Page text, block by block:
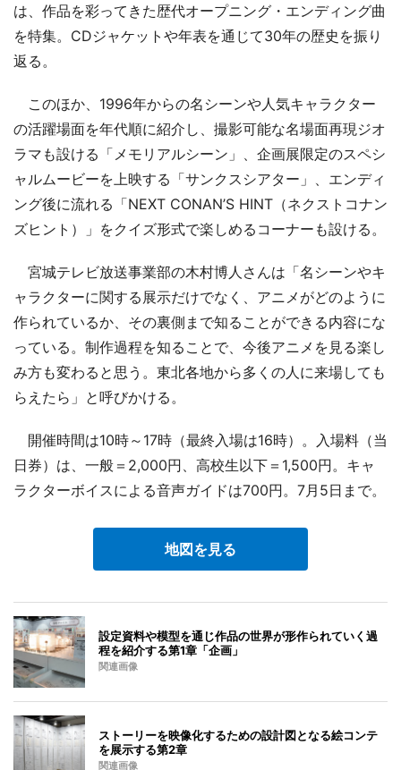
は、作品を彩ってきた歴代オープニング・エンディング曲
を特集。CDジャケットや年表を通じて30年の歴史を振り
返る。
このほか、1996年からの名シーンや人気キャラクター
の活躍場面を年代順に紹介し、撮影可能な名場面再現ジオ
ラマも設ける「メモリアルシーン」、企画展限定のスペシ
ャルムービーを上映する「サンクスシアター」、エンディ
ング後に流れる「NEXT CONAN’S HINT（ネクストコナン
ズヒント）」をクイズ形式で楽しめるコーナーも設ける。
宮城テレビ放送事業部の木村博人さんは「名シーンやキ
ャラクターに関する展示だけでなく、アニメがどのように
作られているか、その裏側まで知ることができる内容にな
っている。制作過程を知ることで、今後アニメを見る楽し
み方も変わると思う。東北各地から多くの人に来場しても
らえたら」と呼びかける。
開催時間は10時～17時（最終入場は16時）。入場料（当
日券）は、一般＝2,000円、高校生以下＝1,500円。キャ
ラクターボイスによる音声ガイドは700円。7月5日まで。
地図を見る
設定資料や模型を通じ作品の世界が形作られていく過
程を紹介する第1章「企画」
関連画像
ストーリーを映像化するための設計図となる絵コンテ
を展示する第2章
関連画像